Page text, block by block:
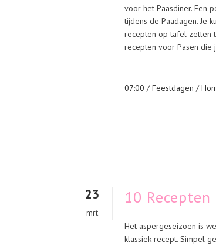
voor het Paasdiner. Een
tijdens de Paadagen. Je
recepten op tafel zetten
recepten voor Pasen die
07:00 /Feestdagen /
23
mrt
10
Het aspergeseizoen is
klassiek recept. Simpel